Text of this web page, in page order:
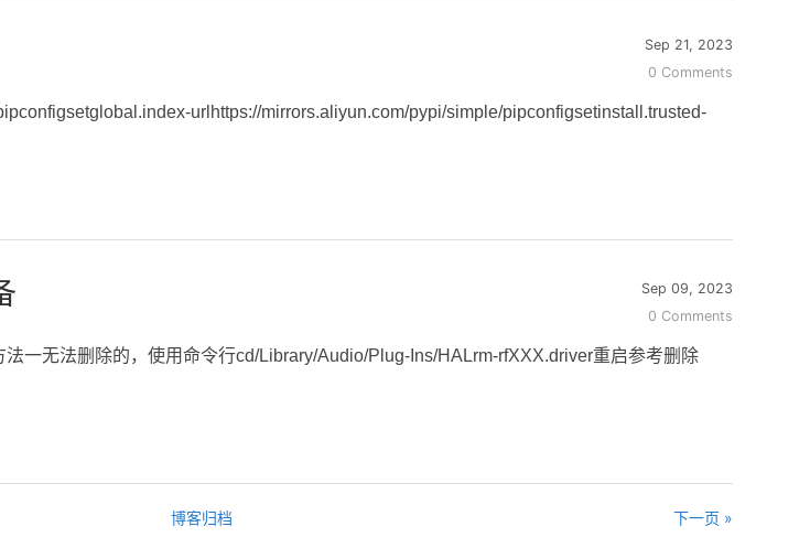
Sep 21, 2023
0 Comments
urlhttps://mirrors.aliyun.com/pypi/simple/pipconfigsetinstall.trusted-
Sep 09, 2023
0 Comments
一无法删除的，使用命令行cd/Library/Audio/Plug-Ins/HALrm-rfXXX.driver重启参考删除
下一页 »
博客归档